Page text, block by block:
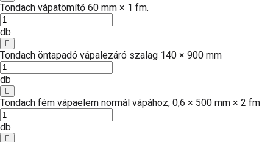
Tondach vápatömítő 60 mm × 1 fm.
db
Tondach öntapadó vápalezáró szalag 140 × 900 mm
db
Tondach fém vápaelem normál vápához, 0,6 × 500 mm × 2 fm
db